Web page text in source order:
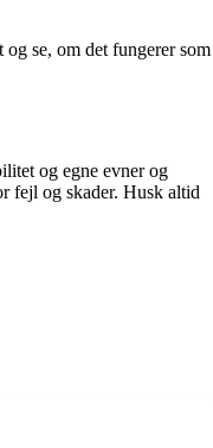
se, om det fungerer som
og egne evner og
fejl og skader. Husk altid